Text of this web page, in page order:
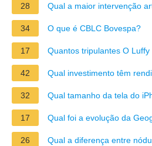
28 Qual a maior intervenção
34 O que é CBLC Bovespa?
17 Quantos tripulantes O Luffy
42 Qual investimento têm
32 Qual tamanho da tela do
17 Qual foi a evolução da
26 Qual a diferença entre